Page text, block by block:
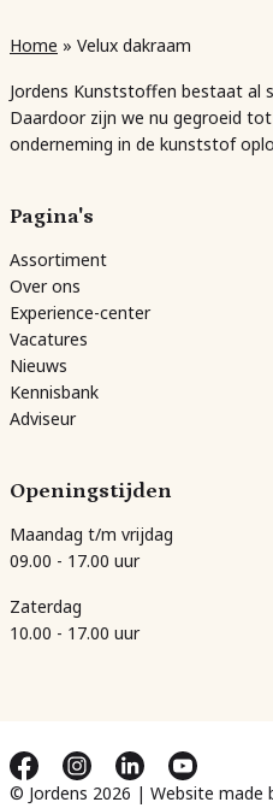
Home » Velux dakraam
Jordens Kunststoffen bestaat al
Daardoor zijn we nu gegroeid
onderneming in de kunststof
Pagina's
Assortiment
Over ons
Experience-center
Vacatures
Nieuws
Kennisbank
Adviseur
Openingstijden
Maandag t/m vrijdag
09.00 - 17.00 uur
Zaterdag
10.00 - 17.00 uur
© Jordens 2026 | Website made